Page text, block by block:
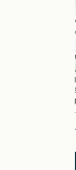
Mauvais
Sancerre /
L'arrivée à
puis une fois
Nous avons
reprendre la